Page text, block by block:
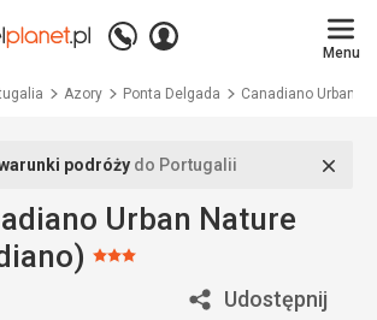
Zadzwoń
+48
771
Zaloguj
Menu
Azory Ponta Delgada Canadiano Urban
podróży do Portugalii
Urban Nature
Ocena:
Udostępnij